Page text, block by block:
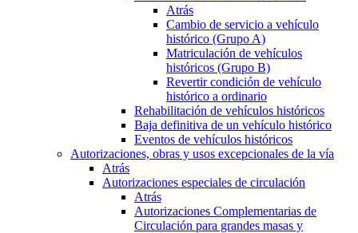
Atrás
Cambio de servicio a vehículo
histórico (Grupo A)
Matriculación de vehículos
históricos (Grupo B)
Revertir condición de vehículo
histórico a ordinario
Rehabilitación de vehículos históricos
Baja definitiva de un vehículo histórico
Eventos de vehículos históricos
Autorizaciones, obras y usos excepcionales de la vía
Atrás
Autorizaciones especiales de circulación
Atrás
Autorizaciones Complementarias de
Circulación para grandes masas y